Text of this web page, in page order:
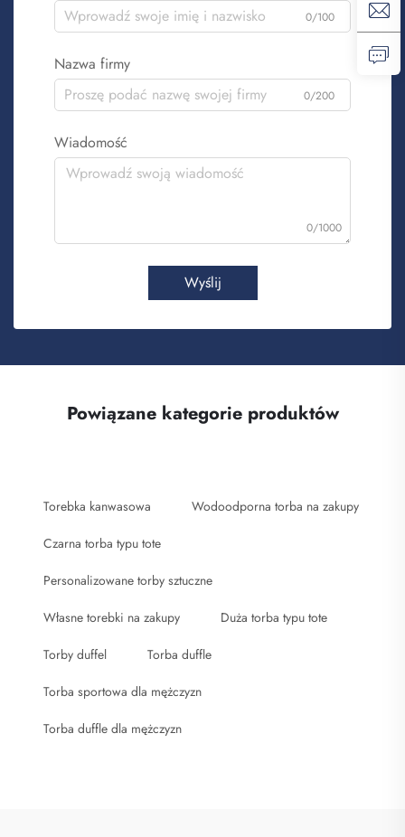
0/100
Nazwa firmy
0/200
Wiadomość
0/1000
Wyślij
Powiązane kategorie produktów
Torebka kanwasowa Wodoodporna torba na zakupy
Czarna torba typu tote
Personalizowane torby sztuczne
Własne torebki na zakupy Duża torba typu tote
Torby duffel Torba duffle
Torba sportowa dla mężczyzn
Torba duffle dla mężczyzn